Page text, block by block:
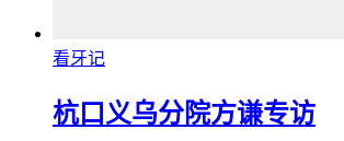
看牙记
杭口义乌分院方谦专访